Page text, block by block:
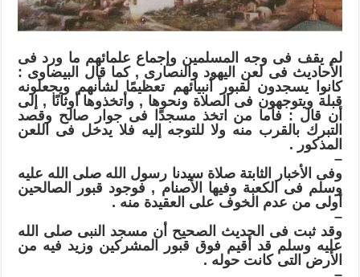
لم يقف فى وجه المسلمين وإجماع علمائهم ما ورد فى
الأحاديث فى لعن اليهود والنصارى , كما قال البيضاوى :
كانوا يسجدون لقبور أنبيائهم تعظيمًا لشأنهم ويجعلونه
قبلة ويتوجهون فى الصلاة ونحوها , وأتخذوها أوثانًا , إلى
أن قال : فأما من اتخذ مسجدًا فى جوار صالح وقصد
التبرك بالقرب منه ولا للتوجه إليه فلا يدخل فى اللعن
المذكور .
–
وفى الأخبار الثابتة صلاة سيدنا رسول الله صلى الله عليه
وسلم فى الكعبة وفيها الأصنام , فوجود قبور الصالحين
أولى من عدم الخوف على العقيدة منه .
–
وقد ثبت فى الحديث الصحيح أن مسجد النبى صلى الله
عليه وسلم قد أقيم فوق قبور المشركين وزيد فيه من
الأرض التى كانت حوله .